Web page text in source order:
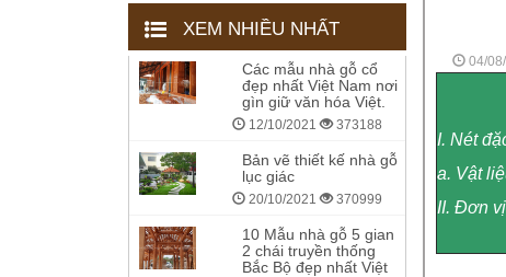
XEM NHIỀU NHẤT
Các mẫu nhà gỗ cổ
đẹp nhất Việt Nam nơi
gìn giữ văn hóa Việt.
12/10/2021 373188
Bản vẽ thiết kế nhà gỗ
lục giác
20/10/2021 370999
10 Mẫu nhà gỗ 5 gian
2 chái truyền thống
Bắc Bộ đẹp nhất Việt
04/
I. Nét
a. Vật
II. Đơn